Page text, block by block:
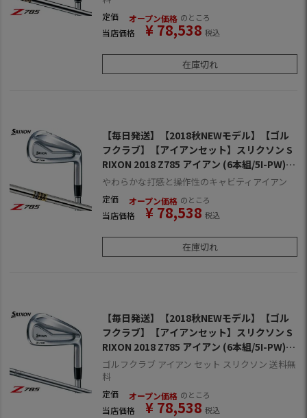
ロスリクソン】
定価 オープン価格 のところ
当店価格 ¥ 78,538 税込
在庫切れ
【毎日発送】【2018秋NEWモデル】【ゴル
フクラブ】【アイアンセット】スリクソン S
RIXON 2018 Z785 アイアン (6本組/5I-PW)
[ダイナミックゴールド スチールシャフト装
着](日本正規品)【ZERO SRIXON】【ゼロス
リクソン】
やわらかな打感と操作性のキャビティアイアン
定価 オープン価格 のところ
当店価格 ¥ 78,538 税込
在庫切れ
【毎日発送】【2018秋NEWモデル】【ゴル
フクラブ】【アイアンセット】スリクソン S
RIXON 2018 Z785 アイアン (6本組/5I-PW)
[N.S.PRO 950 DST スチールシャフト装着]
(日本正規品)【ZERO SRIXON】【ゼロスリ
クソン】
ゴルフクラブ アイアン セット スリクソン 送料無
料
定価 オープン価格 のところ
当店価格 ¥ 78,538 税込